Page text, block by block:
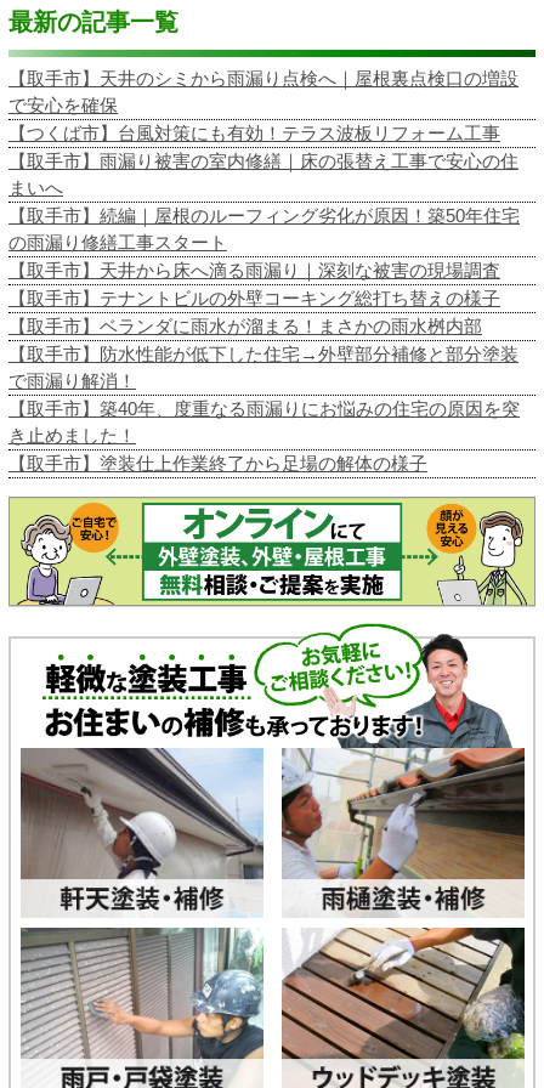
最新の記事一覧
【取手市】天井のシミから雨漏り点検へ｜屋根裏点検口の増設
で安心を確保
【つくば市】台風対策にも有効！テラス波板リフォーム工事
【取手市】雨漏り被害の室内修繕｜床の張替え工事で安心の住
まいへ
【取手市】続編｜屋根のルーフィング劣化が原因！築50年住宅
の雨漏り修繕工事スタート
【取手市】天井から床へ滴る雨漏り｜深刻な被害の現場調査
【取手市】テナントビルの外壁コーキング総打ち替えの様子
【取手市】ベランダに雨水が溜まる！まさかの雨水桝内部
【取手市】防水性能が低下した住宅→外壁部分補修と部分塗装
で雨漏り解消！
【取手市】築40年、度重なる雨漏りにお悩みの住宅の原因を突
き止めました！
【取手市】塗装仕上作業終了から足場の解体の様子